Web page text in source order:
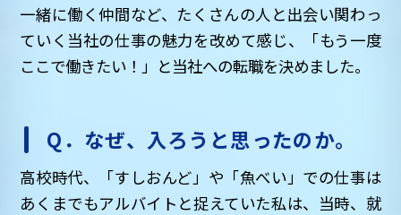
一緒に働く仲間など、たくさんの人と出会い関わっ
ていく当社の仕事の魅力を改めて感じ、「もう一度
ここで働きたい！」と当社への転職を決めました。
Q．なぜ、入ろうと思ったのか。
高校時代、「すしおんど」や「魚べい」での仕事は
あくまでもアルバイトと捉えていた私は、当時、就